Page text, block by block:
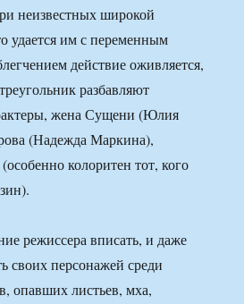
неизвестных широкой
удается им с переменным
действие оживляется,
разбавляют
жена Сущени (Юлия
(Надежда Маркина),
колоритен тот, кого
режиссера вписать, и даже
своих персонажей среди
опавших листьев, мха,